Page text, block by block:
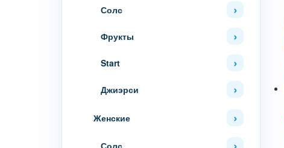
Солс
Фрукты
Start
Джиэрси
Женские
Солс